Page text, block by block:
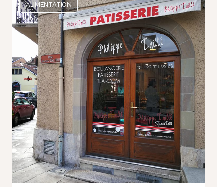
ALIMENTATION